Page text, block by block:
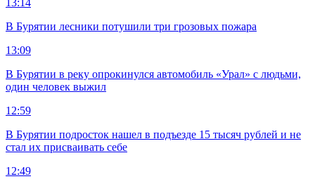
13:14
В Бурятии лесники потушили три грозовых пожара
13:09
В Бурятии в реку опрокинулся автомобиль «Урал» с людьми,
один человек выжил
12:59
В Бурятии подросток нашел в подъезде 15 тысяч рублей и не
стал их присваивать себе
12:49